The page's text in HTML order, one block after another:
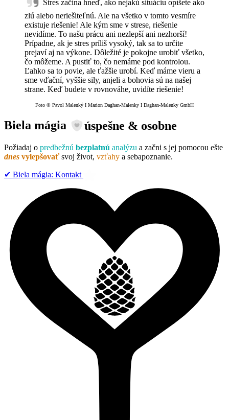
Stres začína hneď, ako nejakú situáciu opíšete ako
zlú alebo neriešiteľnú. Ale na všetko v tomto vesmíre
existuje riešenie! Ale kým sme v strese, riešenie
nevidíme. To našu prácu ani nezlepší ani nezhorší!
Prípadne, ak je stres príliš vysoký, tak sa to určite
prejaví aj na výkone. Dôležité je pokojne urobiť všetko,
čo môžeme. A pustiť to, čo nemáme pod kontrolou.
Ľahko sa to povie, ale ťažšie urobí. Keď máme vieru a
sme vďační, vyššie sily, anjeli a bohovia sú na našej
strane. Keď budete v rovnováhe, uvidíte riešenie!
Foto © Pavol Malenký I Marion Daghan-Malenky I Daghan-Malenky GmbH
Biela mágia úspešne & osobne
Požiadaj o predbežnú bezplatnú analýzu a začni s jej pomocou ešte
dnes vylepšovaťsvoj život, vzťahy a sebapoznanie.
✔︎ Biela mágia: Kontakt